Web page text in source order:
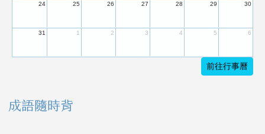
24 25 26 27 28 29 30
31 1 2 3 4 5 6
前往行事曆
成語隨時背